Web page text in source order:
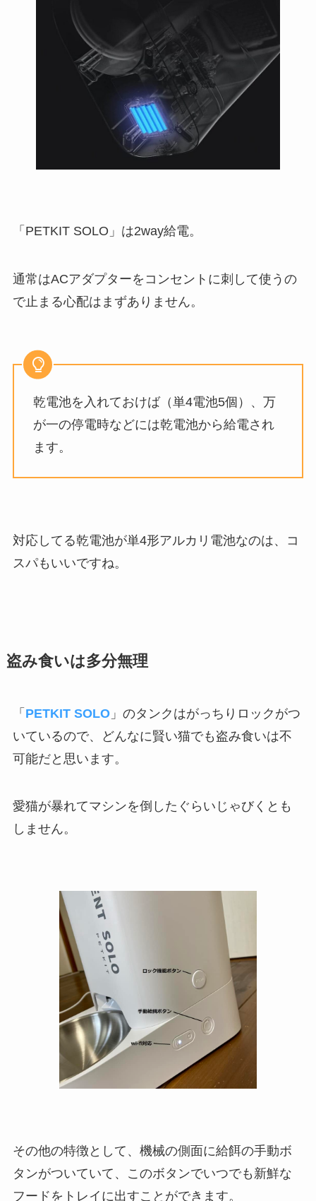
「PETKIT SOLO」は2way給電。
通常はACアダプターをコンセントに刺して使うの
で止まる心配はまずありません。
乾電池を入れておけば（単4電池5個）、万
が一の停電時などには乾電池から給電され
ます。
対応してる乾電池が単4形アルカリ電池なのは、コ
スパもいいですね。
盗み食いは多分無理
「 PETKIT SOLO」のタンクはがっちりロックがつ
いているので、どんなに賢い猫でも盗み食いは不
可能だと思います。
愛猫が暴れてマシンを倒したぐらいじゃびくとも
しません。
その他の特徴として、機械の側面に給餌の手動ボ
タンがついていて、このボタンでいつでも新鮮な
フードをトレイに出すことができます。